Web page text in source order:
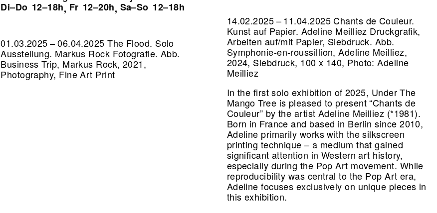
Di–Do 12–18h, Fr 12–20h, Sa–So 12–18h
01.03.2025 – 06.04.2025 The Flood. Solo
Ausstellung. Markus Rock Fotografie. Abb.
Business Trip, Markus Rock, 2021,
Photography, Fine Art Print
14.02.2025 – 11.04.2025 Chants de Couleur.
Kunst auf Papier. Adeline Meilliez Druckgrafik,
Arbeiten auf/mit Papier, Siebdruck. Abb.
Symphonie-en-roussillion, Adeline Meilliez,
2024, Siebdruck, 100 x 140, Photo: Adeline
Meilliez
In the first solo exhibition of 2025, Under The
Mango Tree is pleased to present “Chants de
Couleur” by the artist Adeline Meilliez (*1981).
Born in France and based in Berlin since 2010,
Adeline primarily works with the silkscreen
printing technique – a medium that gained
significant attention in Western art history,
especially during the Pop Art movement. While
reproducibility was central to the Pop Art era,
Adeline focuses exclusively on unique pieces in
this exhibition.